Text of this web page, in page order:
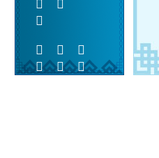
